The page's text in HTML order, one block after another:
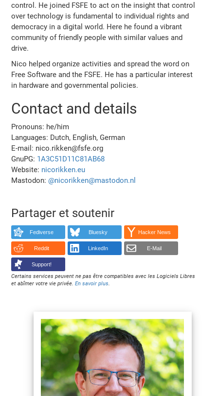
control. He joined FSFE to act on the insight that control
over technology is fundamental to individual rights and
democracy in a digital world. Here he found a vibrant
community of friendly people with similar values and
drive.
Nico helped organize activities and spread the word on
Free Software and the FSFE. He has a particular interest
in hardware and governmental policies.
Contact and details
Pronouns: he/him
Languages: Dutch, English, German
E-mail: nico.rikken@fsfe.org
GnuPG: 1A3C51D11C81AB68
Website: nicorikken.eu
Mastodon: @nicorikken@mastodon.nl
Partager et soutenir
Fediverse Bluesky Hacker News
Reddit LinkedIn E-Mail
Support!
Certains services peuvent ne pas être compatibles avec les Logiciels Libres
et abîmer votre vie privée.En savoir plus.